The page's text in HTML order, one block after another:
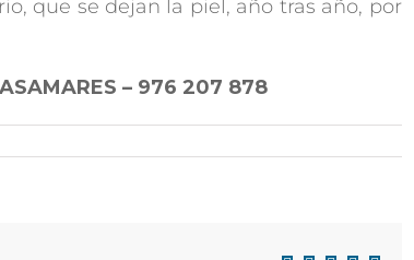
que se dejan la piel, año tras año, por
– 976 207 878